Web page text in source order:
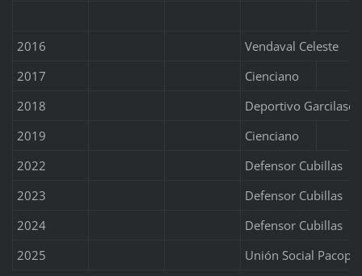
2016
Vendaval Celeste
2017
Cienciano
2018
Deportivo Garcilaso
2019
Cienciano
2022
Defensor Cubillas
2023
Defensor Cubillas
2024
Defensor Cubillas
2025
Unión Social